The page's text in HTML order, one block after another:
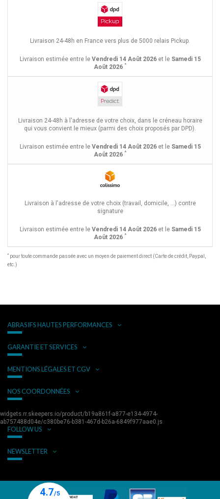
Livraison 24-48h en France vers plus de 5000 relais Pickup.
Livraison estimée entre le Vendredi 14 Août 2026et le Samedi 15
Août 2026 *
Livraison 24-48h à l'adresse de votre choix, dans le créneau horaire
qui vous convient le mieux (parmi des choix proposés par DPD).
Livraison estimée entre le Vendredi 14 Août 2026et le Samedi 15
Août 2026 *
Livraison à l'adresse de votre choix (travail, domicile, ...) contre
signature
Livraison estimée entre le Vendredi 14 Août 2026et le Samedi 15
Août 2026 *
* pour toute commande passée avec un moyen de paiement direct (Carte de crédit, Paypal,
etc.)
ABRASIFS HAUTES PERFORMANCES
GARANTIE ET SERVICES
MENTIONS LÉGALES ET CGV
NOS COORDONNÉES
widgets.rr.skeepers.io/product/b19a861f-a877-e134-4974-
ab757488d04e/c380be76-b381-467d-b26a-6849f977aae0.js
FOLLOW US
NEWSLETTER